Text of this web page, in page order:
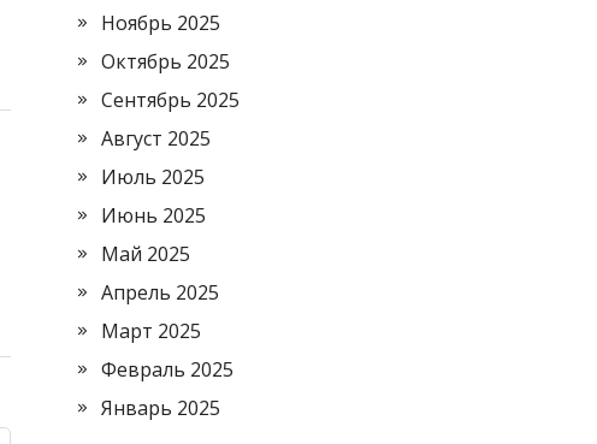
Ноябрь 2025
Октябрь 2025
Сентябрь 2025
Август 2025
Июль 2025
Июнь 2025
Май 2025
Апрель 2025
Март 2025
Февраль 2025
Январь 2025